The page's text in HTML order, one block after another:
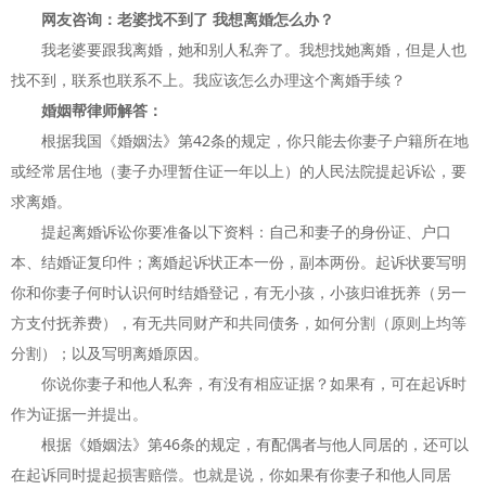
网友咨询：老婆找不到了 我想离婚怎么办？
我老婆要跟我离婚，她和别人私奔了。我想找她离婚，但是人也
找不到，联系也联系不上。我应该怎么办理这个离婚手续？
婚姻帮律师解答：
根据我国《婚姻法》第42条的规定，你只能去你妻子户籍所在地
或经常居住地（妻子办理暂住证一年以上）的人民法院提起诉讼，要
求离婚。
提起离婚诉讼你要准备以下资料：自己和妻子的身份证、户口
本、结婚证复印件；离婚起诉状正本一份，副本两份。起诉状要写明
你和你妻子何时认识何时结婚登记，有无小孩，小孩归谁抚养（另一
方支付抚养费），有无共同财产和共同债务，如何分割（原则上均等
分割）；以及写明离婚原因。
你说你妻子和他人私奔，有没有相应证据？如果有，可在起诉时
作为证据一并提出。
根据《婚姻法》第46条的规定，有配偶者与他人同居的，还可以
在起诉同时提起损害赔偿。也就是说，你如果有你妻子和他人同居